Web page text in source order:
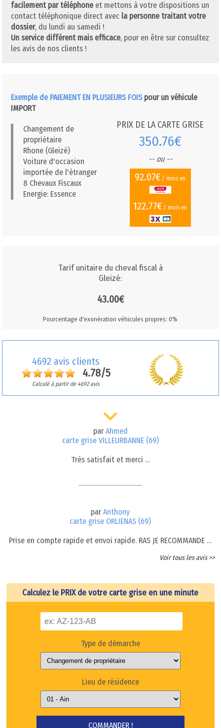
facilement par téléphone et mettons à votre dispositions un
contact téléphonique direct avec la personne traitant votre
dossier, du lundi au samedi !
Un service différent mais efficace, pour en être sur consultez
les avis de nos clients !
Exemple de PAIEMENT EN PLUSIEURS FOIS pour un véhicule
IMPORT
Changement de
propriétaire
Rhone (Gleizé)
Voiture d'occasion
importée de l'étranger
8 Chevaux Fiscaux
Energie: Essence
PRIX DE LA CARTE GRISE
350.76€
-- ou --
92.07€ / mois en
122.77€ / mois en
Tarif unitaire du cheval fiscal à
Gleizé:
43.00€
Pourcentage d'exonération véhicules propres: 0%
4692 avis clients
4.78/5
Calculé à partir de 4692 avis
par Ahmed
carte grise VILLEURBANNE (69)
Très satisfait et merci …
parAnthony
carte grise ORLIENAS (69)
Prise en compte rapide et envoi rapide. RAS JE RECOMMANDE …
Voir tous les avis >>
Calculez le PRIX de votre carte grise en une minute
Type de démarche
Lieu de résidence